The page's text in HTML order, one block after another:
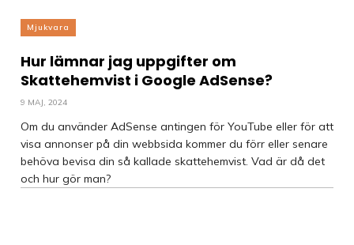
Mjukvara
Hur lämnar jag uppgifter om
Skattehemvist i Google AdSense?
9 MAJ, 2024
Om du använder AdSense antingen för YouTube eller för att
visa annonser på din webbsida kommer du förr eller senare
behöva bevisa din så kallade skattehemvist. Vad är då det
och hur gör man?